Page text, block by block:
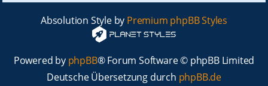
Absolution Style by Premium phpBB Styles
Powered by phpBB® Forum Software © phpBB Limited
Deutsche Übersetzung durch phpBB.de